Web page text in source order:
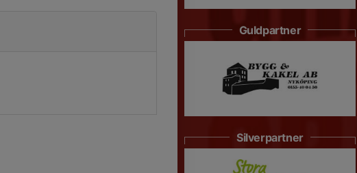
Guldpartner
Silverpartner